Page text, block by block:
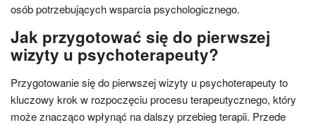
osób potrzebujących wsparcia psychologicznego.
Jak przygotować się do pierwszej
wizyty u psychoterapeuty?
Przygotowanie się do pierwszej wizyty u psychoterapeuty to
kluczowy krok w rozpoczęciu procesu terapeutycznego, który
może znacząco wpłynąć na dalszy przebieg terapii. Przede